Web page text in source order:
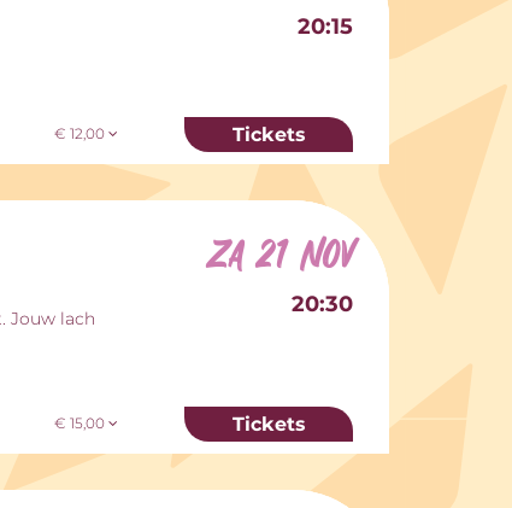
€ 12,00
20:15
Tickets
Jouw lach
€ 15,00
za 21 nov
20:30
Tickets